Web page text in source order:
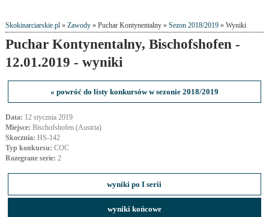
Skokinarciarskie.pl» Zawody» Puchar Kontynentalny » Sezon 2018/2019» Wyniki
Puchar Kontynentalny, Bischofshofen -
12.01.2019 - wyniki
« powróć do listy konkursów w sezonie 2018/2019
Data: 12 stycznia 2019
Miejsce: Bischofshofen (Austria)
Skocznia: HS-142
Typ konkursu: COC
Rozegrane serie: 2
wyniki po I serii
wyniki końcowe